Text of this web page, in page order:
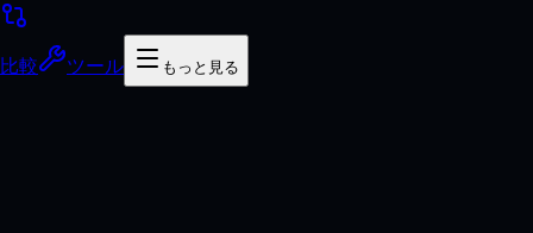
比較 ツール もっと見る